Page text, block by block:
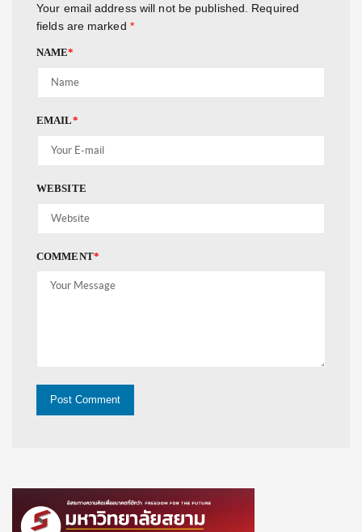
Your email address will not be published.
Required
fields are marked *
NAME*
EMAIL*
WEBSITE
COMMENT*